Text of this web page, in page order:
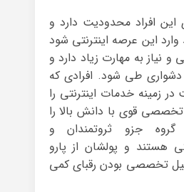
این افراد محدودیت دارد و
این عرصه اینترنتی شود
نیاز به مهارت زیاد دارد و
طی شود. افرادی که
زمینه خدمات اینترنتی را
تخصصی قوی با دانش بالا را
جزو ثروتمندان و
هستند و پولشان از پارو
تخصصی بودن رقبای کمی